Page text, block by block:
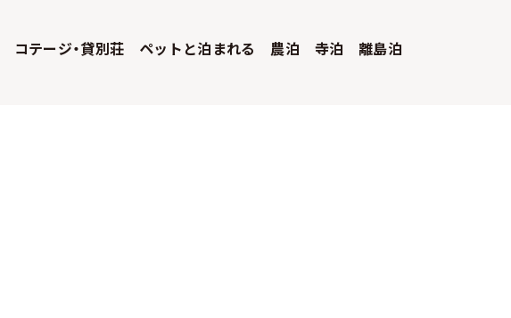
コテージ・貸別荘 ペットと泊まれる 農泊 寺泊 離島泊